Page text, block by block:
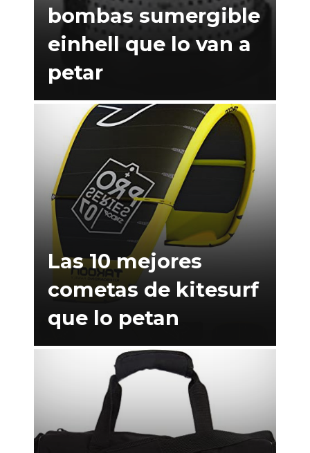
bombas sumergible
einhell que lo van a
petar
Las 10 mejores
cometas de kitesurf
que lo petan